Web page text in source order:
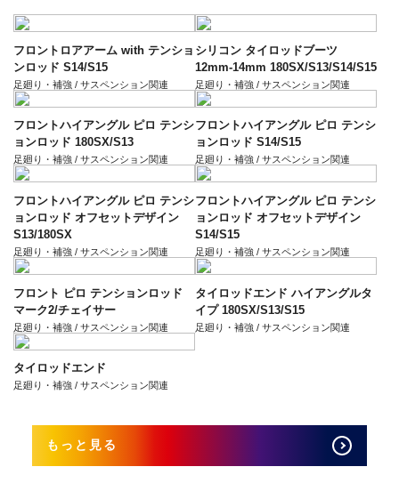
フロントロアアーム with テンショ
ンロッド S14/S15
足廻り・補強 / サスペンション関連
シリコン タイロッドブーツ
12mm-14mm 180SX/S13/S14/S15
足廻り・補強 / サスペンション関連
フロントハイアングル ピロ テンシ
ョンロッド 180SX/S13
足廻り・補強 / サスペンション関連
フロントハイアングル ピロ テンシ
ョンロッド S14/S15
足廻り・補強 / サスペンション関連
フロントハイアングル ピロ テンシ
ョンロッド オフセットデザイン
S13/180SX
足廻り・補強 / サスペンション関連
フロントハイアングル ピロ テンシ
ョンロッド オフセットデザイン
S14/S15
足廻り・補強 / サスペンション関連
フロント ピロ テンションロッド
マーク2/チェイサー
足廻り・補強 / サスペンション関連
タイロッドエンド ハイアングルタ
イプ 180SX/S13/S15
足廻り・補強 / サスペンション関連
タイロッドエンド
足廻り・補強 / サスペンション関連
もっと見る